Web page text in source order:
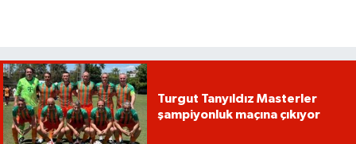
Turgut Tanyıldız Masterler
şampiyonluk maçına çıkıyor